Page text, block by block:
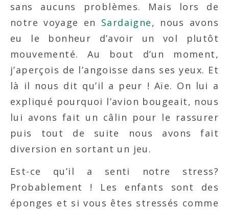
sans aucuns problèmes. Mais lors de
notre voyage en Sardaigne, nous avons
eu le bonheur d’avoir un vol plutôt
mouvementé. Au bout d’un moment,
j’aperçois de l’angoisse dans ses yeux. Et
là il nous dit qu’il a peur ! Aïe. On lui a
expliqué pourquoi l’avion bougeait, nous
lui avons fait un câlin pour le rassurer
puis tout de suite nous avons fait
diversion en sortant un jeu.
Est-ce qu’il a senti notre stress?
Probablement ! Les enfants sont des
éponges et si vous êtes stressés comme